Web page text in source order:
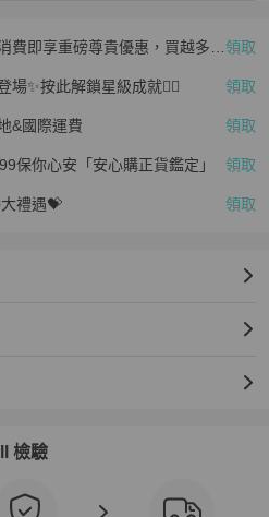
費即享重磅尊貴優惠，買越多、 領取
場✨按此解鎖星級成就👆🏻 領取
&國際運費 領取
保你心安「安心購正貨鑑定」 領取
禮遇💝 領取
檢驗